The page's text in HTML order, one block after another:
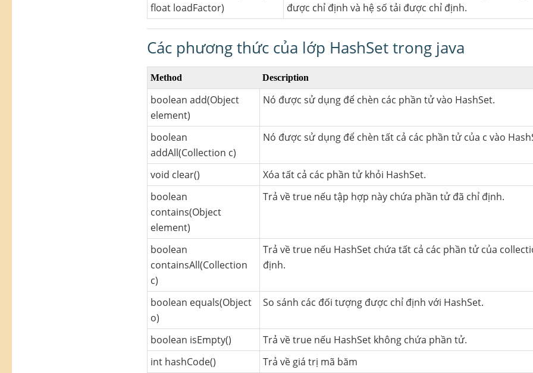
float loadFactor)
được chỉ định và hệ số tải được chỉ định.
Các phương thức của lớp HashSet trong java
Method Description
boolean add(Object
element)
Nó được sử dụng để chèn các phần tử vào HashSet.
boolean
addAll(Collection c)
Nó được sử dụng để chèn tất cả các phần tử của c vào
void clear()
Xóa tất cả các phần tử khỏi HashSet.
boolean
contains(Object
element)
Trả về true nếu tập hợp này chứa phần tử đã chỉ định.
boolean
containsAll(Collection
c)
Trả về true nếu HashSet chứa tất cả các phần tử của
định.
boolean equals(Object
o)
So sánh các đối tượng được chỉ định với HashSet.
boolean isEmpty()
Trả về true nếu HashSet không chứa phần tử.
int hashCode()
Trả về giá trị mã băm